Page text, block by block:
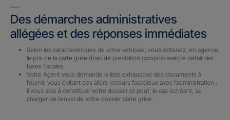
Des démarches administratives
allégées et des réponses immédiates
Selon les caractéristiques de votre véhicule, vous obtenez, en agence,
le prix de la carte grise (frais de prestation compris) avec le détail des
taxes fiscales.
Votre Agent vous demande la liste exhaustive des documents à
fournir, vous évitant des allers-retours fastidieux avec l’administration :
il vous aide à constituer votre dossier et peut, le cas échéant, se
charger de l’envoi de votre dossier carte grise.